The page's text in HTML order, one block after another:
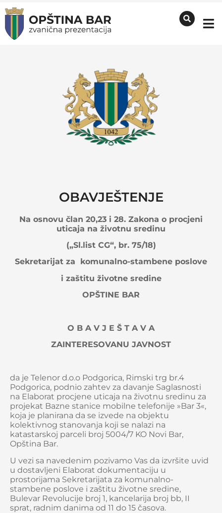
OBAVJEŠTENJE
Na osnovu član 20,23 i 28. Zakona o procjeni
uticaja na životnu sredinu
(„Sl.list CG“, br. 75/18)
Sekretarijat za komunalno-stambene poslove
i zaštitu životne sredine
OPŠTINE BAR
O B A V J E Š T A V A
ZAINTERESOVANU JAVNOST
da je Telenor d.o.o Podgorica, Rimski trg br.4
Podgorica, podnio zahtev za davanje Saglasnosti
na Elaborat procjene uticaja na životnu sredinu za
projekat Bazne stanice mobilne telefonije »Bar 3«,
koja je planirana da se izvede na objektu
kolektivnog stanovanja koji se nalazi na
katastarskoj parceli broj 5004/7 KO Novi Bar,
Opština Bar.
U vezi sa navedenim pozivamo Vas da izvršite uvid
u dostavljeni Elaborat dokumentaciju u
prostorijama Sekretarijata za komunalno-
stambene poslove i zaštitu životne sredine,
Bulevar Revolucije broj 1, kancelarija broj bb, II
sprat, radnim danima od 11 do 15 časova.